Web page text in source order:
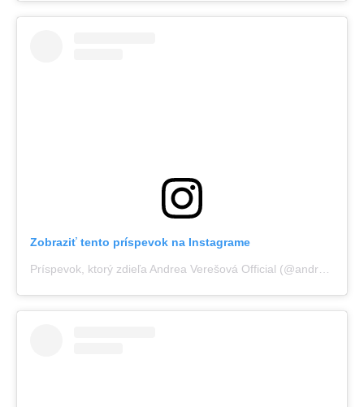
Zobraziť tento príspevok na Instagrame
Príspevok, ktorý zdieľa Andrea Verešová Official (@andreaveresovaofficial)